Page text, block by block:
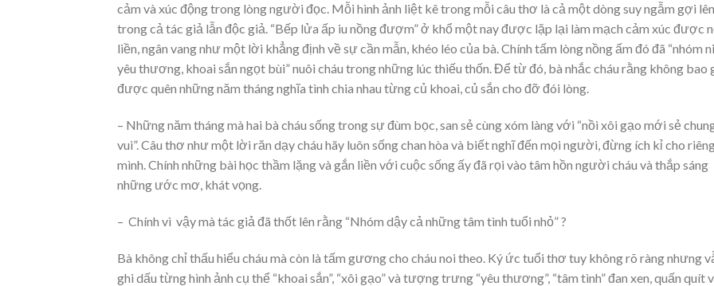
cảm và xúc động trong lòng người đọc. Mỗi hình ảnh liệt kê trong mỗi câu thơ là cả một dòng suy ngẫm gợi lên
trong cả tác giả lẫn độc giả. “Bếp lửa ấp iu nồng đượm” ở khổ một nay được lặp lại làm mạch cảm xúc được
liền, ngân vang như một lời khẳng định về sự cần mẫn, khéo léo của bà. Chính tấm lòng nồng ấm đó đã “nhóm
yêu thương, khoai sắn ngọt bùi” nuôi cháu trong những lúc thiếu thốn. Để từ đó, bà nhắc cháu rằng không bao
được quên những năm tháng nghĩa tình chia nhau từng củ khoai, củ sắn cho đỡ đói lòng.
– Những năm tháng mà hai bà cháu sống trong sự đùm bọc, san sẻ cùng xóm làng với “nồi xôi gạo mới sẻ
vui”. Câu thơ như một lời răn dạy cháu hãy luôn sống chan hòa và biết nghĩ đến mọi người, đừng ích kỉ cho
mình. Chính những bài học thầm lặng và gắn liền với cuộc sống ấy đã rọi vào tâm hồn người cháu và thắp sáng
những ước mơ, khát vọng.
– Chính vì vậy mà tác giả đã thốt lên rằng “Nhóm dậy cả những tâm tình tuổi nhỏ” ?
Bà không chỉ thấu hiểu cháu mà còn là tấm gương cho cháu noi theo. Ký ức tuổi thơ tuy không rõ ràng nhưng
ghi dấu từng hình ảnh cụ thể “khoai sắn”, “xôi gạo” và tượng trưng “yêu thương”, “tâm tình” đan xen, quấn quít